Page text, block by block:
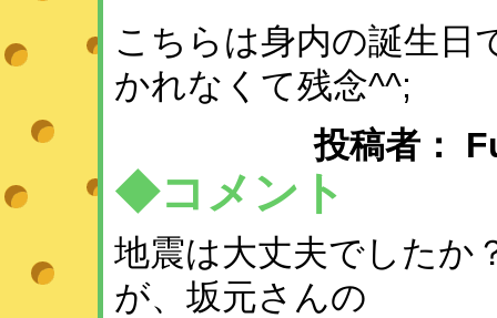
こちらは身内の誕生日
かれなくて残念^^;
投稿者：
◆コメント
地震は大丈夫でしたか
が、坂元さんの